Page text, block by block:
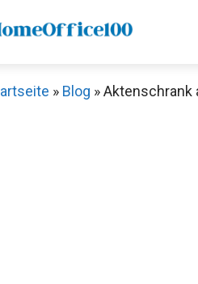
» Blog »Aktenschrank